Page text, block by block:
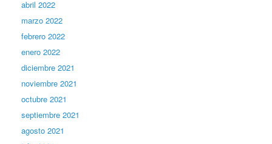
abril 2022
marzo 2022
febrero 2022
enero 2022
diciembre 2021
noviembre 2021
octubre 2021
septiembre 2021
agosto 2021